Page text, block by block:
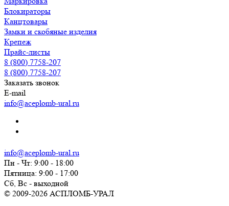
Блокираторы
Канцтовары
Замки и скобяные изделия
Крепеж
Прайс-листы
8 (800) 7758-207
8 (800) 7758-207
Заказать звонок
E-mail
info@aceplomb-ural.ru
info@aceplomb-ural.ru
Пн - Чт: 9:00 - 18:00
Пятница: 9:00 - 17:00
Сб, Вc - выходной
© 2009-2026 АСПЛОМБ-УРАЛ